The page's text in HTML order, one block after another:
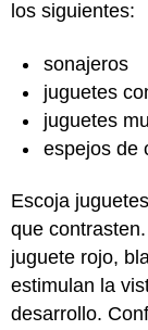
los siguientes:
sonajeros
juguetes
juguetes
espejos de
Escoja
que
juguete rojo,
estimulan la
desarrollo.